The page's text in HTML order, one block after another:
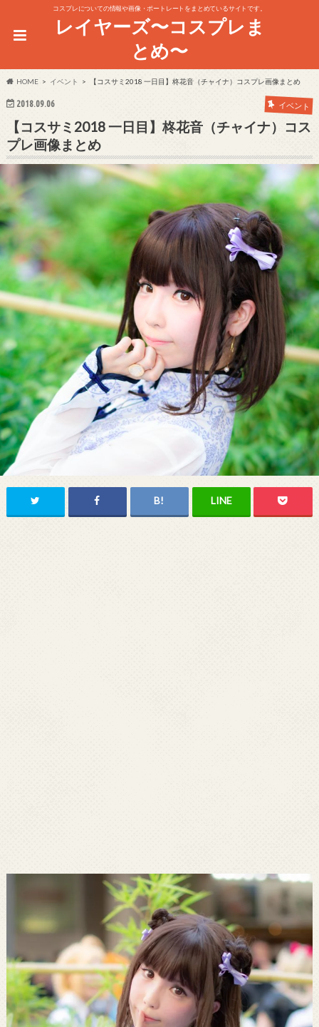
コスプレについての情報や画像・ポートレートをまとめているサイトです。
レイヤーズ〜コスプレま
とめ〜
HOME イベント 【コスサミ2018 一日目】柊花音（チャイナ）コスプレ画像まとめ
2018.09.06 イベント
【コスサミ2018 一日目】柊花音（チャイナ）コス
プレ画像まとめ